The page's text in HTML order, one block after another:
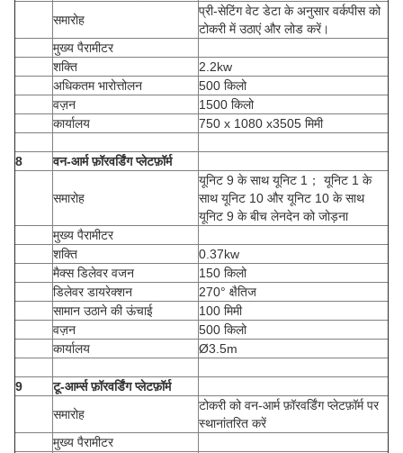
समारोह
प्री-सेटिंग वेट डेटा के अनुसार वर्कपीस को
टोकरी में उठाएं और लोड करें।
मुख्य पैरामीटर
शक्ति
2.2kw
अधिकतम भारोत्तोलन
500 किलो
वज़न
1500 किलो
कार्यालय
750 x 1080 x3505 मिमी
8 वन-आर्म फ़ॉरवर्डिंग प्लेटफ़ॉर्म
समारोह
यूनिट 9 के साथ यूनिट 1； यूनिट 1 के
साथ यूनिट 10 और यूनिट 10 के साथ
यूनिट 9 के बीच लेनदेन को जोड़ना
मुख्य पैरामीटर
शक्ति
0.37kw
मैक्स डिलेवर वजन
150 किलो
डिलेवर डायरेक्शन
270° क्षैतिज
सामान उठाने की ऊंचाई
100 मिमी
वज़न
500 किलो
कार्यालय
Ø3.5m
9
टू-आर्म्स फ़ॉरवर्डिंग प्लेटफ़ॉर्म
समारोह
टोकरी को वन-आर्म फ़ॉरवर्डिंग प्लेटफ़ॉर्म पर
स्थानांतरित करें
मुख्य पैरामीटर